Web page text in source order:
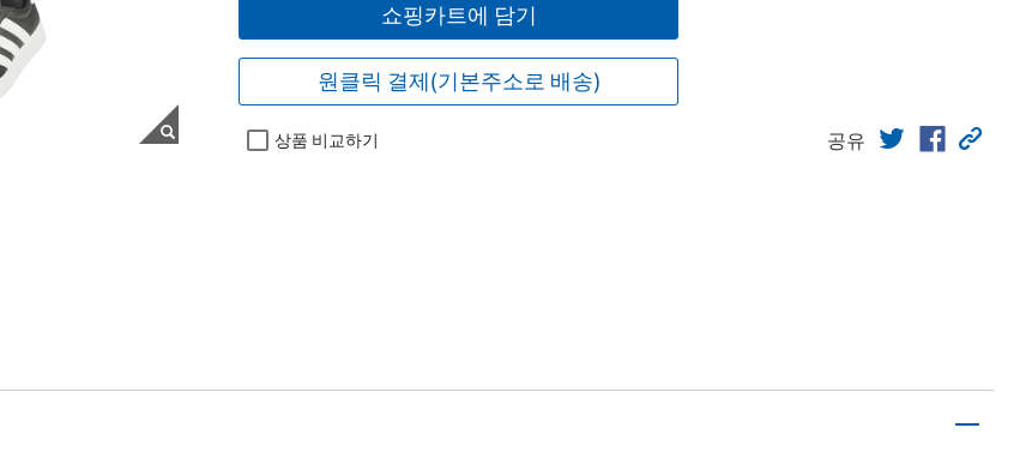
쇼핑카트에 담기
원클릭 결제(기본주소로 배송)
상품 비교하기 공유